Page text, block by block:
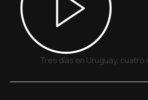
Tres días en Uruguay,